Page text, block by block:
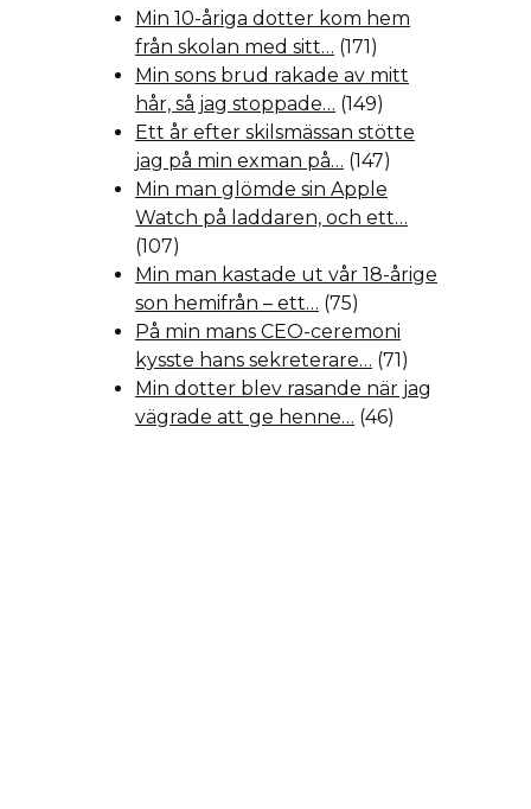
Min 10-åriga dotter kom hem
från skolan med sitt… (171)
Min sons brud rakade av mitt
hår, så jag stoppade… (149)
Ett år efter skilsmässan stötte
jag på min exman på… (147)
Min man glömde sin Apple
Watch på laddaren, och ett…
(107)
Min man kastade ut vår 18-årige
son hemifrån – ett… (75)
På min mans CEO-ceremoni
kysste hans sekreterare… (71)
Min dotter blev rasande när jag
vägrade att ge henne… (46)